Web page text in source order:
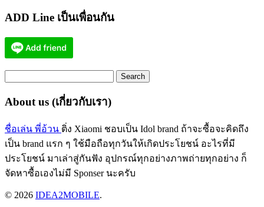
ADD Line เป็นเพื่อนกัน
for:
About us (เกี่ยวกับเรา)
ชื่อเล่น พี่อ้วน ติ่ง Xiaomi ชอบเป็น Idol brand ถ้าจะซื้อจะคิดถึง
เป็น brand แรก ๆ ใช้มือถือทุกวันให้เกิดประโยชน์ อะไรที่มี
ประโยชน์ มาเล่าสู่กันฟัง อุปกรณ์ทุกอย่างภาพถ่ายทุกอย่าง ก็
จัดหาซื้อเองไม่มี Sponser นะครับ
© 2026 IDEA2MOBILE.